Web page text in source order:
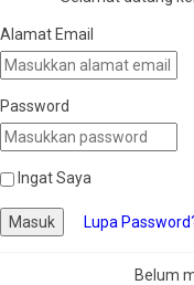
Alamat Email
Password
Ingat Saya
Masuk Lupa
Belum